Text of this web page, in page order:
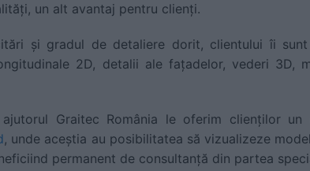
un alt avantaj pentru clienți.
și gradul de detaliere dorit, clientului îi
2D, detalii ale fațadelor, vederi 3D,
ajutorul Graitec România le oferim clienților
, unde aceștia au posibilitatea să vizualizeze
permanent de consultanță din partea